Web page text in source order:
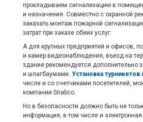
прокладываем сигнализацию в
и назначения. Совместно с охранной
заказать монтаж пожарной
затрат при заказе обеих услуг.
А для крупных предприятий и офисов,
и камер видеонаблюдения, въезд на
здание рекомендуется дополнительно
и шлагбаумами. Установка турникетов
числе и со счетчиками посетителей,
компании Snabco.
Но в безопасности должно быть не
информация, в том числе и